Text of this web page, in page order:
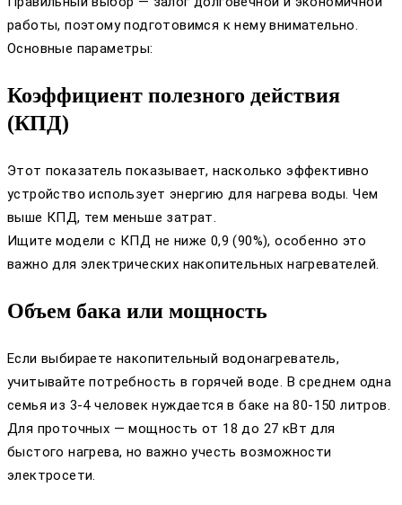
работы, поэтому подготовимся к нему внимательно.
Основные параметры:
Коэффициент полезного действия
(КПД)
Этот показатель показывает, насколько эффективно
устройство использует энергию для нагрева воды. Чем
выше КПД, тем меньше затрат.
Ищите модели с КПД не ниже 0,9 (90%), особенно это
важно для электрических накопительных нагревателей.
Объем бака или мощность
Если выбираете накопительный водонагреватель,
учитывайте потребность в горячей воде. В среднем одна
семья из 3-4 человек нуждается в баке на 80-150 литров.
Для проточных — мощность от 18 до 27 кВт для
быстого нагрева, но важно учесть возможности
электросети.